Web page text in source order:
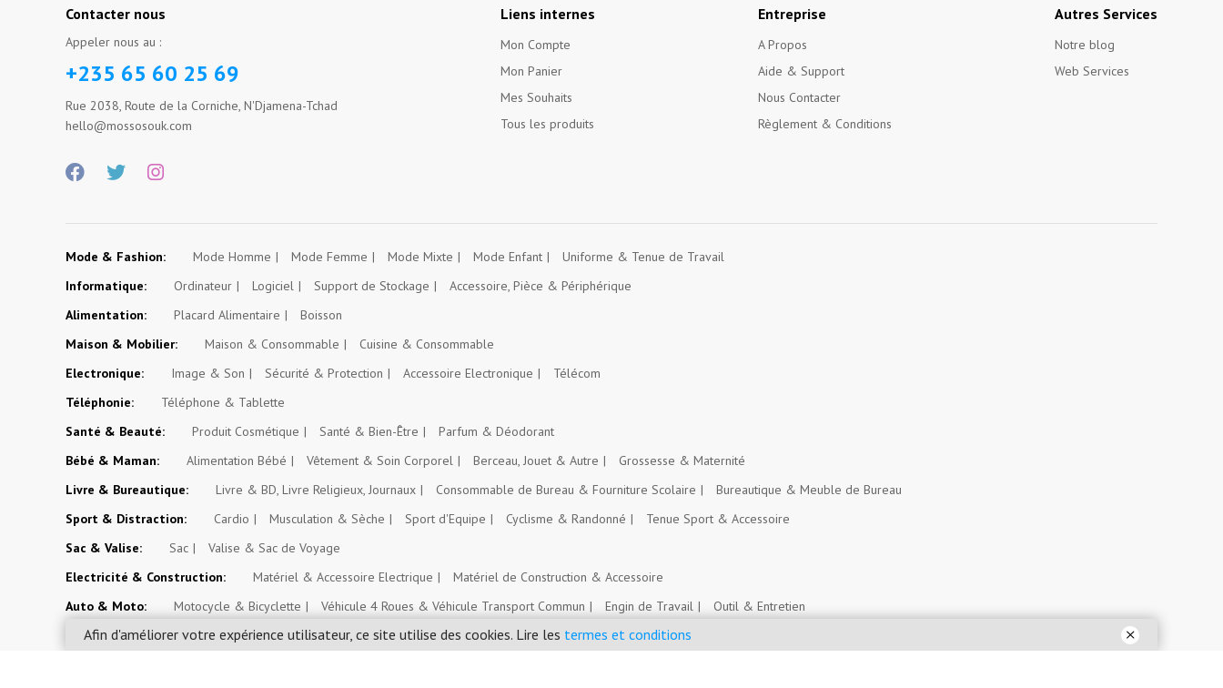
Afin d'améliorer votre expérience utilisateur, ce site utilise des cookies. Lire les termes et conditions
Contacter nous
Appeler nous au :
+235 65 60 25 69
Rue 2038, Route de la Corniche, N'Djamena-Tchad
hello@mossosouk.com
Liens internes
Mon Compte
Mon Panier
Mes Souhaits
Tous les produits
Entreprise
A Propos
Aide & Support
Nous Contacter
Règlement & Conditions
Autres Services
Notre blog
Web Services
Mode & Fashion: Mode Homme Mode Femme Mode Mixte Mode Enfant
Uniforme & Tenue de Travail
Informatique:
Ordinateur Logiciel Support de Stockage
Accessoire, Pièce & Périphérique
Alimentation:
Placard Alimentaire
Boisson
Maison & Mobilier:
Maison & Consommable
Cuisine & Consommable
Electronique:
Image & Son Sécurité & Protection Accessoire Electronique
Télécom
Téléphonie:
Téléphone & Tablette
Santé & Beauté:
Produit Cosmétique Santé & Bien-Être
Parfum & Déodorant
Bébé & Maman:
Alimentation Bébé Vêtement & Soin Corporel Berceau, Jouet & Autre
Grossesse & Maternité
Livre & Bureautique:
Livre & BD, Livre Religieux, Journaux Consommable de Bureau & Fourniture Scolaire
Bureautique & Meuble de Bureau
Sport & Distraction:
Cardio Musculation & Sèche Sport d'Equipe Cyclisme & Randonné
Tenue Sport & Accessoire
Sac & Valise:
Sac
Valise & Sac de Voyage
Electricité & Construction:
Matériel & Accessoire Electrique
Matériel de Construction & Accessoire
Auto & Moto:
Motocycle & Bicyclette Véhicule 4 Roues & Véhicule Transport Commun Engin de Travail
Outil & Entretien
Espace Paysan & Fermier:
Outil d'Exploitation Agricole
Intrant Agricole